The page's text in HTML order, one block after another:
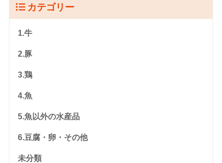
カテゴリー
1.牛
2.豚
3.鶏
4.魚
5.魚以外の水産品
6.豆腐・卵・その他
未分類